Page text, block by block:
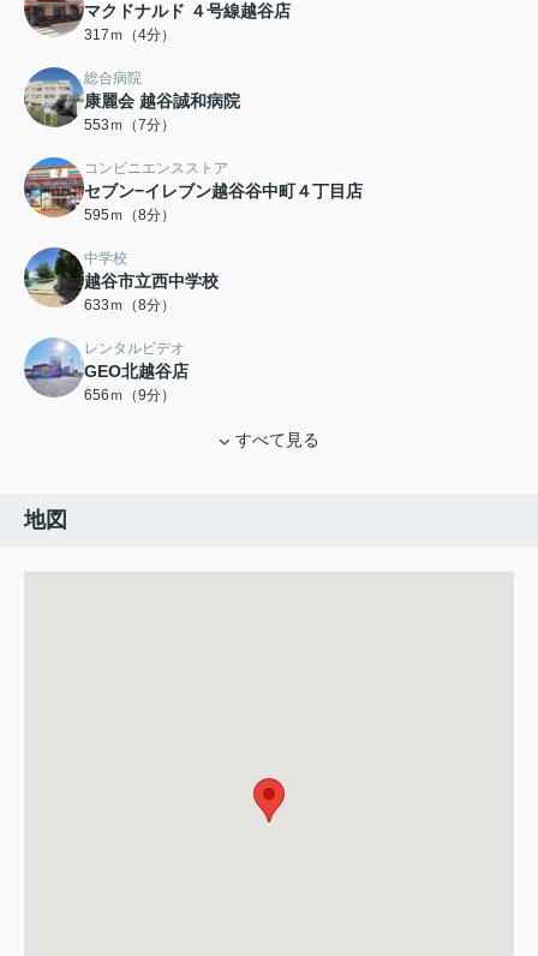
マクドナルド ４号線越谷店
317ｍ（4分）
総合病院
康麗会 越谷誠和病院
553ｍ（7分）
コンビニエンスストア
セブン−イレブン越谷谷中町４丁目店
595ｍ（8分）
中学校
越谷市立西中学校
633ｍ（8分）
レンタルビデオ
GEO北越谷店
656ｍ（9分）
すべて見る
地図